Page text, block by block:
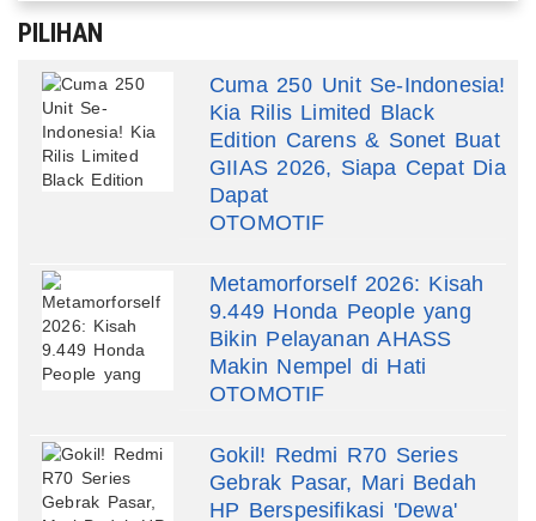
PILIHAN
Cuma 250 Unit Se-Indonesia!
Kia Rilis Limited Black
Edition Carens & Sonet Buat
GIIAS 2026, Siapa Cepat Dia
Dapat
OTOMOTIF
Metamorforself 2026: Kisah
9.449 Honda People yang
Bikin Pelayanan AHASS
Makin Nempel di Hati
OTOMOTIF
Gokil! Redmi R70 Series
Gebrak Pasar, Mari Bedah
HP Berspesifikasi 'Dewa'